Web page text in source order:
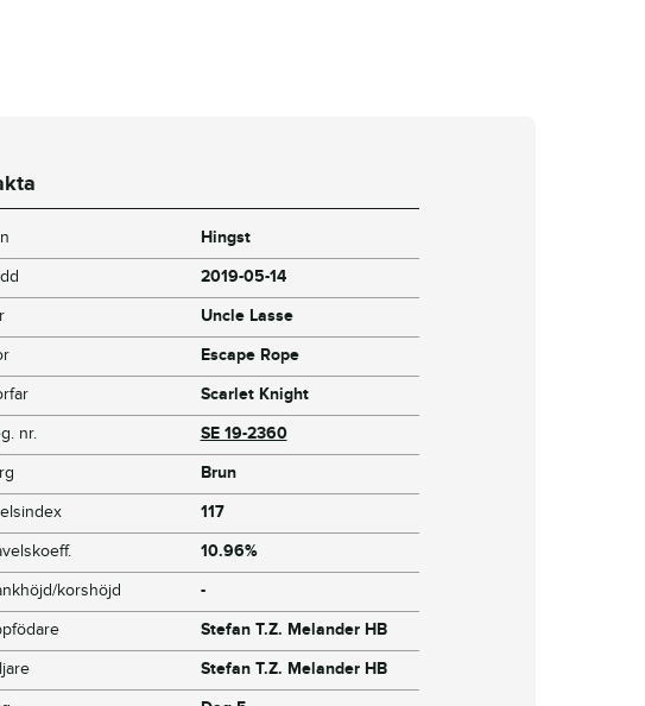
Hingst
2019-05-14
Uncle Lasse
Escape Rope
Scarlet Knight
nr.
SE 19-2360
Brun
117
10.96%
korshöjd
-
Stefan T.Z. Melander HB
Stefan T.Z. Melander HB